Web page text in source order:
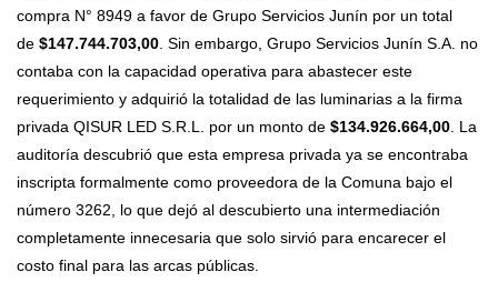
compra N° 8949 a favor de Grupo Servicios Junín por un total
de $147.744.703,00 . Sin embargo, Grupo Servicios Junín S.A. no
contaba con la capacidad operativa para abastecer este
requerimiento y adquirió la totalidad de las luminarias a la firma
privada QISUR LED S.R.L. por un monto de $134.926.664,00 . La
auditoría descubrió que esta empresa privada ya se encontraba
inscripta formalmente como proveedora de la Comuna bajo el
número 3262, lo que dejó al descubierto una intermediación
completamente innecesaria que solo sirvió para encarecer el
costo final para las arcas públicas.